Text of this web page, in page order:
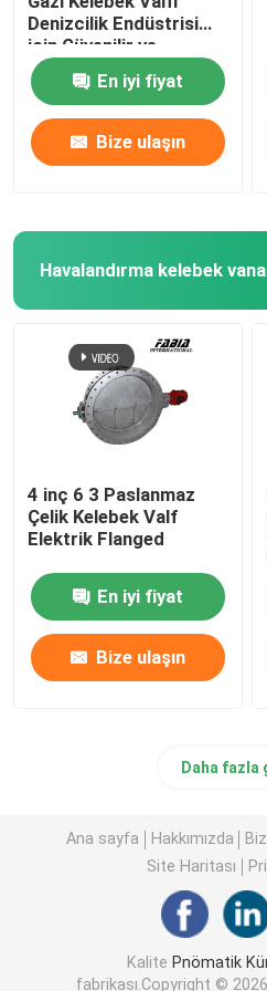
Denizcilik Endüstrisi
için Güvenilir ve
Dayanıklı
En iyi fiyat
Bize ulaşın
Havalandırma kelebek vana
4 inç 6 3 Paslanmaz
Çelik Kelebek Valf
Elektrik Flanged
En iyi fiyat
Bize ulaşın
Daha fazla
Ana sayfa Hakkımızda
Site Haritası
Kalite Pnömatik
fabrikası.Copyright ©